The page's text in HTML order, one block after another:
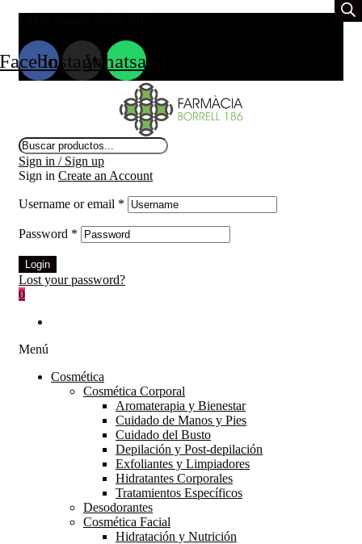
Instagram
Whatsapp
Búsqueda
de
productos
Sign in / Sign up
Sign in Create an Account
Username or email *
Password *
Login
Lost your password?
0
Menú
Cosmética
Cosmética Corporal
Aromaterapia y Bienestar
Cuidado de Manos y Pies
Cuidado del Busto
Depilación y Post-depilación
Exfoliantes y Limpiadores
Hidratantes Corporales
Tratamientos Específicos
Desodorantes
Cosmética Facial
Hidratación y Nutrición